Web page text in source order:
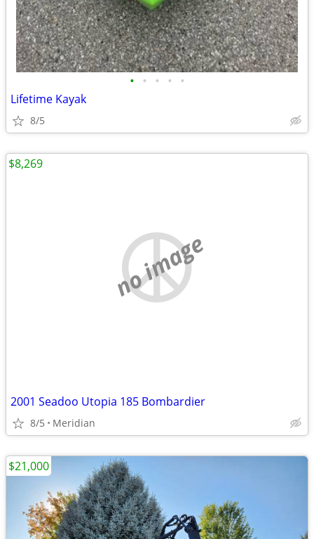
• • • • •
Lifetime Kayak
8/5
no image
2001 Seadoo Utopia 185 Bombardier
8/5 Meridian
$8,269
$21,000